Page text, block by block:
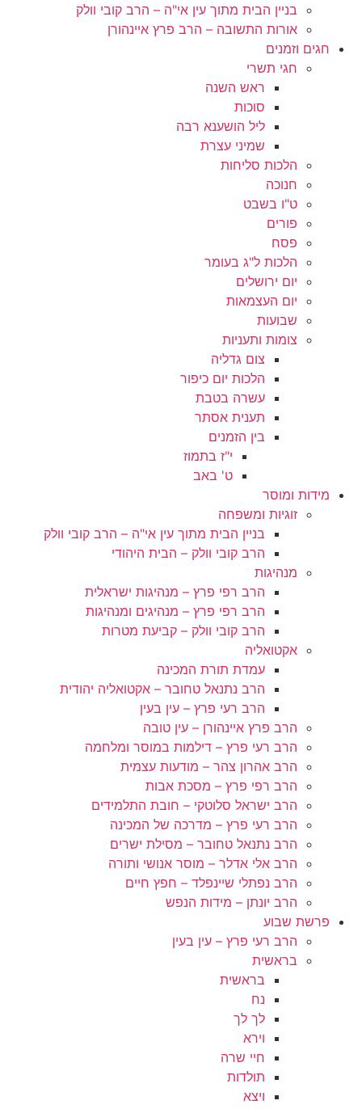
בניין הבית מתוך עין אי"ה – הרב קובי וולק
אורות התשובה – הרב פרץ איינהורן
חגים וזמנים
חגי תשרי
ראש השנה
סוכות
ליל הושענא רבה
שמיני עצרת
הלכות סליחות
חנוכה
ט"ו בשבט
פורים
פסח
הלכות ל"ג בעומר
יום ירושלים
יום העצמאות
שבועות
צומות ותעניות
צום גדליה
הלכות יום כיפור
עשרה בטבת
תענית אסתר
בין הזמנים
י"ז בתמוז
ט' באב
מידות ומוסר
זוגיות ומשפחה
בניין הבית מתוך עין אי"ה – הרב קובי וולק
הרב קובי וולק – הבית היהודי
מנהיגות
הרב רפי פרץ – מנהיגות ישראלית
הרב רפי פרץ – מנהיגים ומנהיגות
הרב קובי וולק – קביעת מטרות
אקטואליה
עמדת תורת המכינה
הרב נתנאל טחובר – אקטואליה יהודית
הרב רעי פרץ – עין בעין
הרב פרץ איינהורן – עין טובה
הרב רעי פרץ – דילמות במוסר ומלחמה
הרב אהרון צהר – מודעות עצמית
הרב רפי פרץ – מסכת אבות
הרב ישראל סלוטקי – חובת התלמידים
הרב רעי פרץ – מדרכה של המכינה
הרב נתנאל טחובר – מסילת ישרים
הרב אלי אדלר – מוסר אנושי ותורה
הרב נפתלי שיינפלד – חפץ חיים
הרב יונתן – מידות הנפש
פרשת שבוע
הרב רעי פרץ – עין בעין
בראשית
בראשית
נח
לך לך
וירא
חיי שרה
תולדות
ויצא